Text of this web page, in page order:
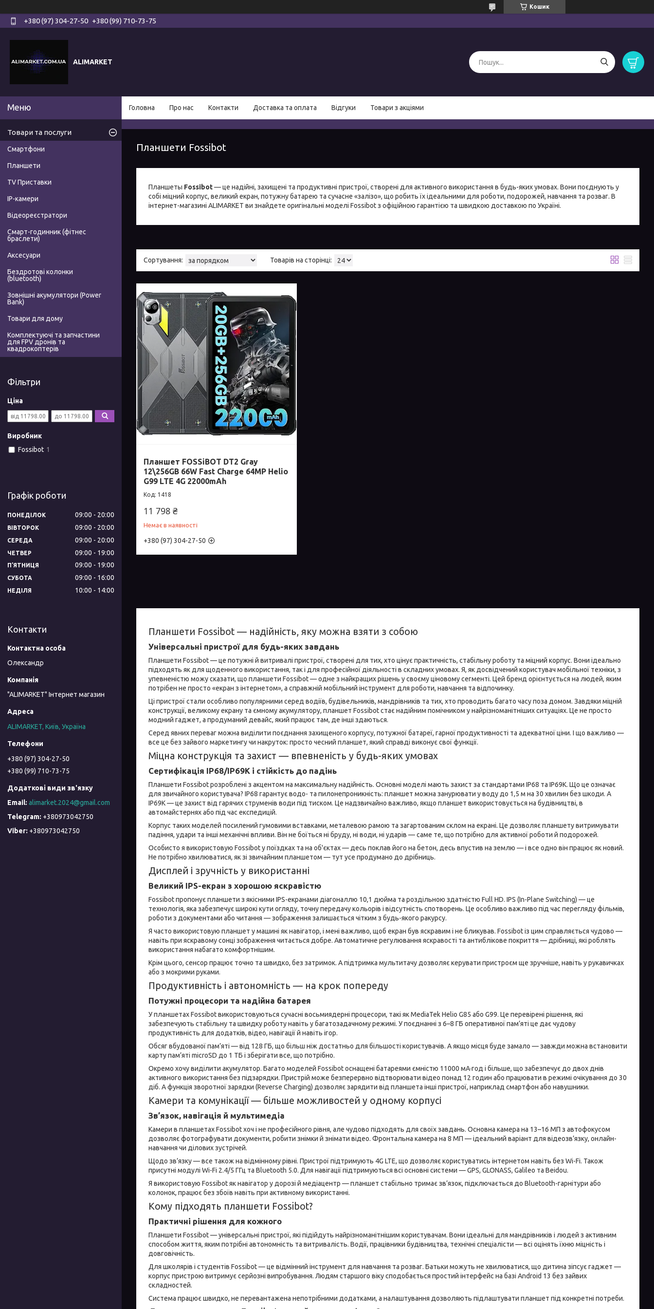
Кошик
+380 (97) 304-27-50 +380 (99) 710-73-75
ALIMARKET
Головна Про нас Контакти Доставка та оплата Відгуки Товари з акціями
Планшети Fossibot
Планшеты Fossibot— це надійні, захищені та продуктивні пристрої, створені для активного використання в будь-яких умовах. Вони поєднують у
собі міцний корпус, великий екран, потужну батарею та сучасне «залізо», що робить їх ідеальними для роботи, подорожей, навчання та розваг. В
інтернет-магазині ALIMARKET ви знайдете оригінальні моделі Fossibot з офіційною гарантією та швидкою доставкою по Україні.
Планшет FOSSiBOT DT2 Gray
12\256GB 66W Fast Charge 64MP Helio
G99 LTE 4G 22000mAh
1418
11 798 ₴
Немає в наявності
+380 (97) 304-27-50
Планшети Fossibot — надійність, яку можна взяти з собою
Універсальні пристрої для будь-яких завдань
Планшети Fossibot — це потужні й витривалі пристрої, створені для тих, хто цінує практичність, стабільну роботу та міцний корпус. Вони ідеально
підходять як для щоденного використання, так і для професійної діяльності в складних умовах. Я, як досвідчений користувач мобільної техніки, з
упевненістю можу сказати, що планшети Fossibot — одне з найкращих рішень у своєму ціновому сегменті. Цей бренд орієнтується на людей, яким
потрібен не просто «екран з інтернетом», а справжній мобільний інструмент для роботи, навчання та відпочинку.
Ці пристрої стали особливо популярними серед водіїв, будівельників, мандрівників та тих, хто проводить багато часу поза домом. Завдяки міцній
конструкції, великому екрану та ємному акумулятору, планшет Fossibot стає надійним помічником у найрізноманітніших ситуаціях. Це не просто
модний гаджет, а продуманий девайс, який працює там, де інші здаються.
Серед явних переваг можна виділити поєднання захищеного корпусу, потужної батареї, гарної продуктивності та адекватної ціни. І що важливо —
все це без зайвого маркетингу чи накруток: просто чесний планшет, який справді виконує свої функції.
Міцна конструкція та захист — впевненість у будь-яких умовах
Сертифікація IP68/IP69K і стійкість до падінь
Планшети Fossibot розроблені з акцентом на максимальну надійність. Основні моделі мають захист за стандартами IP68 та IP69K. Що це означає
для звичайного користувача? IP68 гарантує водо- та пилонепроникність: планшет можна занурювати у воду до 1,5 м на 30 хвилин без шкоди. А
IP69K — це захист від гарячих струменів води під тиском. Це надзвичайно важливо, якщо планшет використовується на будівництві, в
автомайстернях або під час експедицій.
Корпус таких моделей посилений гумовими вставками, металевою рамою та загартованим склом на екрані. Це дозволяє планшету витримувати
падіння, удари та інші механічні впливи. Він не боїться ні бруду, ні води, ні ударів — саме те, що потрібно для активної роботи й подорожей.
Особисто я використовую Fossibot у поїздках та на об'єктах — десь поклав його на бетон, десь впустив на землю — і все одно він працює як новий.
Не потрібно хвилюватися, як зі звичайним планшетом — тут усе продумано до дрібниць.
Дисплей і зручність у використанні
Великий IPS-екран з хорошою яскравістю
Fossibot пропонує планшети з якісними IPS-екранами діагоналлю 10,1 дюйма та роздільною здатністю Full HD. IPS (In-Plane Switching) — це
технологія, яка забезпечує широкі кути огляду, точну передачу кольорів і відсутність спотворень. Це особливо важливо під час перегляду фільмів,
роботи з документами або читання — зображення залишається чітким з будь-якого ракурсу.
Я часто використовую планшет у машині як навігатор, і мені важливо, щоб екран був яскравим і не бликував. Fossibot із цим справляється чудово —
навіть при яскравому сонці зображення читається добре. Автоматичне регулювання яскравості та антиблікове покриття — дрібниці, які роблять
використання набагато комфортнішим.
Крім цього, сенсор працює точно та швидко, без затримок. А підтримка мультитачу дозволяє керувати пристроєм ще зручніше, навіть у рукавичках
або з мокрими руками.
Продуктивність і автономність — на крок попереду
Потужні процесори та надійна батарея
У планшетах Fossibot використовуються сучасні восьмиядерні процесори, такі як MediaTek Helio G85 або G99. Це перевірені рішення, які
забезпечують стабільну та швидку роботу навіть у багатозадачному режимі. У поєднанні з 6–8 ГБ оперативної пам’яті це дає чудову
продуктивність для додатків, відео, навігації й навіть ігор.
Обсяг вбудованої пам’яті — від 128 ГБ, що більш ніж достатньо для більшості користувачів. А якщо місця буде замало — завжди можна встановити
карту пам’яті microSD до 1 ТБ і зберігати все, що потрібно.
Окремо хочу виділити акумулятор. Багато моделей Fossibot оснащені батареями ємністю 11000 мА·год і більше, що забезпечує до двох днів
активного використання без підзарядки. Пристрій може безперервно відтворювати відео понад 12 годин або працювати в режимі очікування до 30
діб. А функція зворотної зарядки (Reverse Charging) дозволяє зарядити від планшета інші пристрої, наприклад смартфон або навушники.
Камери та комунікації — більше можливостей у одному корпусі
Зв’язок, навігація й мультимедіа
Камери в планшетах Fossibot хоч і не професійного рівня, але чудово підходять для своїх завдань. Основна камера на 13–16 МП з автофокусом
дозволяє фотографувати документи, робити знімки й знімати відео. Фронтальна камера на 8 МП — ідеальний варіант для відеозв’язку, онлайн-
навчання чи ділових зустрічей.
Щодо зв’язку — все також на відмінному рівні. Пристрої підтримують 4G LTE, що дозволяє користуватись інтернетом навіть без Wi-Fi. Також
присутні модулі Wi-Fi 2.4/5 ГГц та Bluetooth 5.0. Для навігації підтримуються всі основні системи — GPS, GLONASS, Galileo та Beidou.
Я використовую Fossibot як навігатор у дорозі й медіацентр — планшет стабільно тримає зв’язок, підключається до Bluetooth-гарнітури або
колонок, працює без збоїв навіть при активному використанні.
Кому підходять планшети Fossibot?
Практичні рішення для кожного
Планшети Fossibot — універсальні пристрої, які підійдуть найрізноманітнішим користувачам. Вони ідеальні для мандрівників і людей з активним
способом життя, яким потрібні автономність та витривалість. Водії, працівники будівництва, технічні спеціалісти — всі оцінять їхню міцність і
довговічність.
Для школярів і студентів Fossibot — це відмінний інструмент для навчання та розваг. Батьки можуть не хвилюватися, що дитина зіпсує гаджет —
корпус пристрою витримує серйозні випробування. Людям старшого віку сподобається простий інтерфейс на базі Android 13 без зайвих
складностей.
Система працює швидко, не перевантажена непотрібними додатками, а налаштування дозволяють підлаштувати планшет під конкретні потреби.
Товари та послуги
Смартфони
Планшети
TV Приставки
IP-камери
Відеореєстратори
Смарт-годинник (фітнес
браслети)
Аксесуари
Бездротові колонки
(bluetooth)
Зовнішні акумулятори (Power
Bank)
Товари для дому
Комплектуючі та запчастини
для FPV дронів та
квадрокоптерів
Фільтри
Ціна
Виробник
Fossibot 1
Графік роботи
ПОНЕДІЛОК 09:00 20:00
ВІВТОРОК 09:00 20:00
СЕРЕДА 09:00 20:00
ЧЕТВЕР 09:00 19:00
ПʼЯТНИЦЯ 09:00 19:00
СУБОТА 09:00 16:00
НЕДІЛЯ 10:00 14:00
Контакти
Олександр
"ALIMARKET" Інтернет магазин
ALIMARKET, Київ, Україна
+380 (97) 304-27-50
+380 (99) 710-73-75
alimarket.2024@gmail.com
+380973042750
+380973042750